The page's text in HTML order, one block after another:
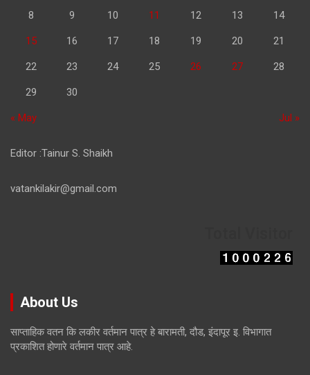
8 9 10 11 12 13 14
15 16 17 18 19 20 21
22 23 24 25 26 27 28
29 30
« May Jul »
Editor :Tainur S. Shaikh
vatankilakir@gmail.com
About Us
साप्ताहिक वतन कि लकीर वर्तमान पात्र हे बारामती, दौड, इंदापूर इ. विभागात
प्रकाशित होणारे वर्तमान पात्र आहे.